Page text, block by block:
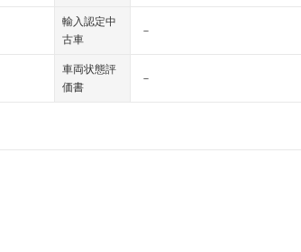
輸入認定中
古車
－
車両状態評
価書
－